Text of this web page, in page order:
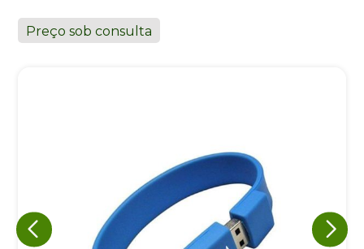
Preço sob consulta
A nossa empresa está comprometida a proteger e respeitar
sua privacidade, utilizaremos seus dados apenas para fins
de marketing. Você pode alterar suas preferências a
qualquer momento.